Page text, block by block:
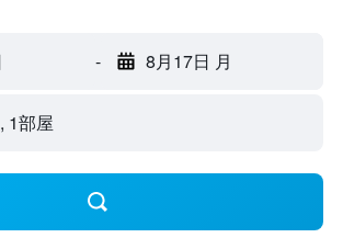
- 8月17日 月
1​部屋